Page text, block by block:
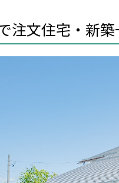
注文住宅・新